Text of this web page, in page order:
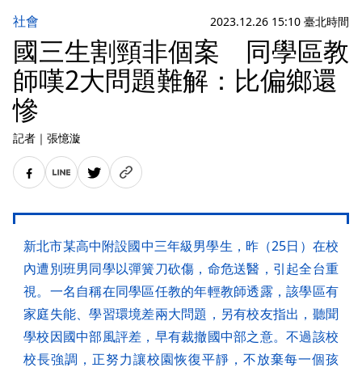
社會 2023.12.26 15:10 臺北時間
國三生割頸非個案 同學區教
師嘆2大問題難解：比偏鄉還
慘
記者 ｜ 張憶漩
新北市某高中附設國中三年級男學生，昨（25日）在校
內遭別班男同學以彈簧刀砍傷，命危送醫，引起全台重
視。一名自稱在同學區任教的年輕教師透露，該學區有
家庭失能、學習環境差兩大問題，另有校友指出，聽聞
學校因國中部風評差，早有裁撤國中部之意。不過該校
校長強調，正努力讓校園恢復平靜，不放棄每一個孩